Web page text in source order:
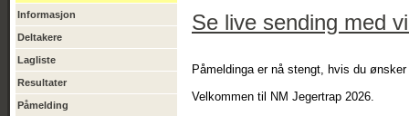
Informasjon
Deltakere
Lagliste
Resultater
Påmelding
Se live sending med
Påmeldinga er nå stengt, hvis du
Velkommen til NM Jegertrap 2026.